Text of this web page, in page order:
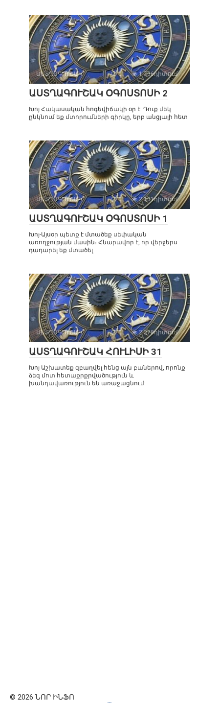
ԱՍՏՂԱԳՈՒՇԱԿ 0 1 706դիտում
ԱՍՏՂԱԳՈՒՇԱԿ ՕԳՈՍՏՈՍԻ 2
Խոյ Հակասական հոգեվիճակի օր է: Դուք մեկ
ընկնում եք մտորումների գիրկը, երբ անցյալի հետ
ԱՍՏՂԱԳՈՒՇԱԿ 0 2 101դիտում
ԱՍՏՂԱԳՈՒՇԱԿ ՕԳՈՍՏՈՍԻ 1
Խոյ-Այսօր պետք է մտածեք սեփական
առողջության մասին։ Հնարավոր է, որ վերջերս
դադարել եք մտածել
ԱՍՏՂԱԳՈՒՇԱԿ 0 2 278դիտում
ԱՍՏՂԱԳՈՒՇԱԿ ՀՈՒԼԻՍԻ 31
Խոյ Աշխատեք զբաղվել հենց այն բաներով, որոնք
ձեզ մոտ հետաքրքրվածություն և
խանդավառություն են առաջացնում:
© 2026 ՆՈՐ ԻՆՖՈ